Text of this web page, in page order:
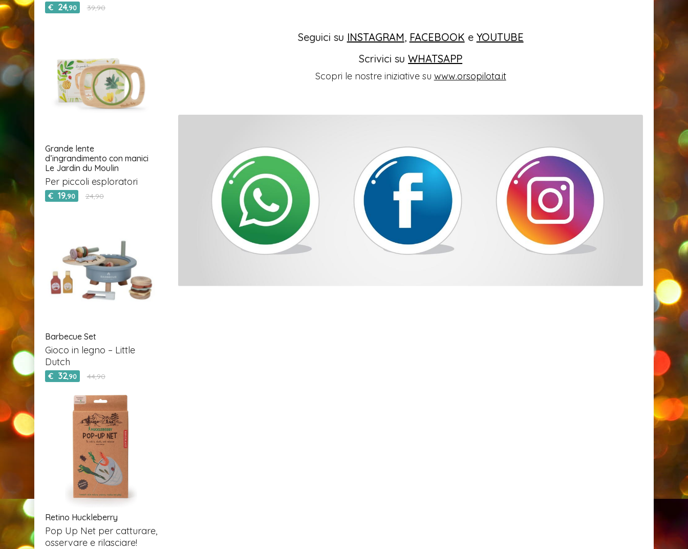
Seguici su INSTAGRAM, FACEBOOK e YOUTUBE
Scrivici suWHATSAPP
Scopri le nostre iniziative su www.orsopilota.it
€ 24,90 39,90
Grande lente
d’ingrandimento con manici
Le Jardin du Moulin
Per piccoli esploratori
€ 19,90 24,90
Barbecue Set
Gioco in legno – Little
Dutch
€ 32,90 44,90
Retino Huckleberry
Pop Up Net per catturare,
osservare e rilasciare!